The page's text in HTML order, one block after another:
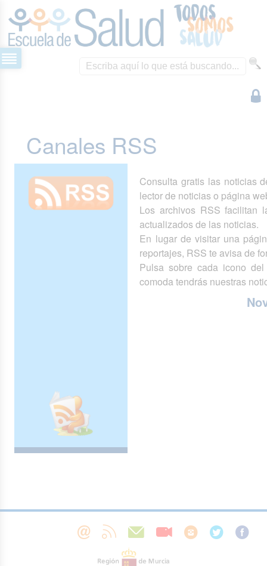
Canales RSS
Consulta gratis las noticias
lector de noticias o página
Los archivos RSS facilitan
actualizados de las noticias.
En lugar de visitar una
reportajes, RSS te avisa de
Pulsa sobre cada icono
comoda tendrás nuestras